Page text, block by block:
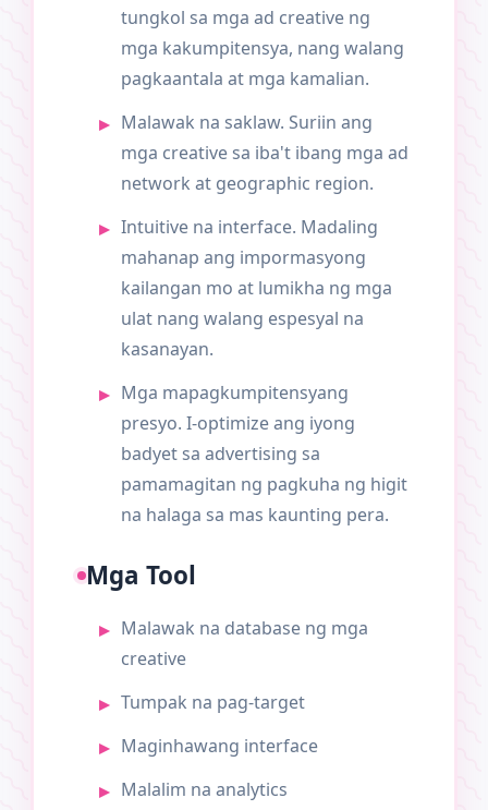
tungkol sa mga ad creative ng
mga kakumpitensya, nang walang
pagkaantala at mga kamalian.
Malawak na saklaw. Suriin ang
mga creative sa iba't ibang mga ad
network at geographic region.
Intuitive na interface. Madaling
mahanap ang impormasyong
kailangan mo at lumikha ng mga
ulat nang walang espesyal na
kasanayan.
Mga mapagkumpitensyang
presyo. I-optimize ang iyong
badyet sa advertising sa
pamamagitan ng pagkuha ng higit
na halaga sa mas kaunting pera.
Mga Tool
Malawak na database ng mga
creative
Tumpak na pag-target
Maginhawang interface
Malalim na analytics